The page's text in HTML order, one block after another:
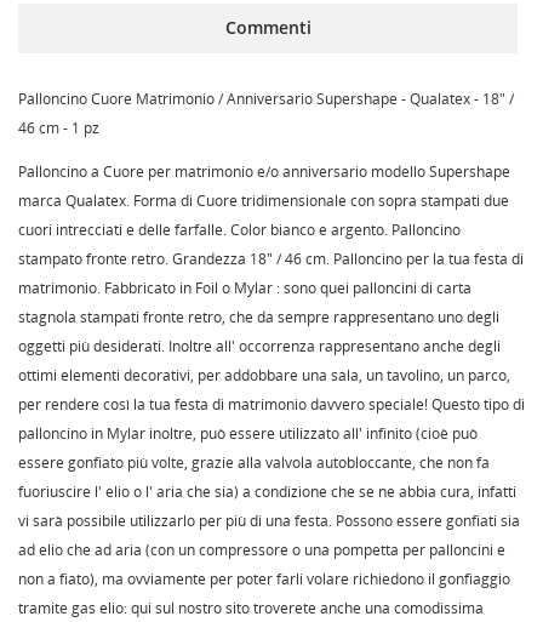
Commenti
Palloncino Cuore Matrimonio / Anniversario Supershape - Qualatex - 18" /
46 cm - 1 pz
Palloncino a Cuore per matrimonio e/o anniversario modello Supershape
marca Qualatex. Forma di Cuore tridimensionale con sopra stampati due
cuori intrecciati e delle farfalle. Color bianco e argento. Palloncino
stampato fronte retro. Grandezza 18" / 46 cm. Palloncino per la tua festa di
matrimonio. Fabbricato in Foil o Mylar : sono quei palloncini di carta
stagnola stampati fronte retro, che da sempre rappresentano uno degli
oggetti più desiderati. Inoltre all' occorrenza rappresentano anche degli
ottimi elementi decorativi, per addobbare una sala, un tavolino, un parco,
per rendere così la tua festa di matrimonio davvero speciale! Questo tipo di
palloncino in Mylar inoltre, può essere utilizzato all' infinito (cioè può
essere gonfiato più volte, grazie alla valvola autobloccante, che non fa
fuoriuscire l' elio o l' aria che sia) a condizione che se ne abbia cura, infatti
vi sarà possibile utilizzarlo per più di una festa. Possono essere gonfiati sia
ad elio che ad aria (con un compressore o una pompetta per palloncini e
non a fiato), ma ovviamente per poter farli volare richiedono il gonfiaggio
tramite gas elio: qui sul nostro sito troverete anche una comodissima
add_circle_outlineCreate new list
Annulla Crea lista dei desideri